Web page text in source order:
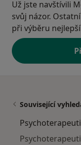
Už jste navštívili
svůj názor.
při výběru
Související